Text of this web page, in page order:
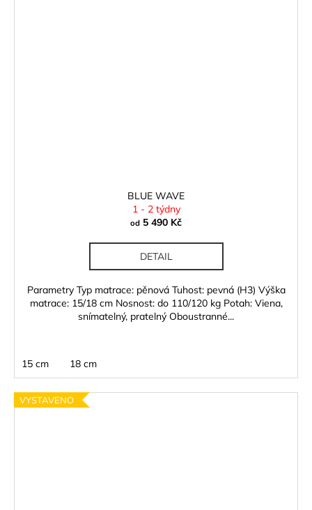
BLUE WAVE
1 - 2 týdny
od 5 490 Kč
DETAIL
Parametry Typ matrace: pěnová Tuhost: pevná (H3) Výška
matrace: 15/18 cm Nosnost: do 110/120 kg Potah: Viena,
snímatelný, pratelný Oboustranné...
15 cm 18 cm
VYSTAVENO